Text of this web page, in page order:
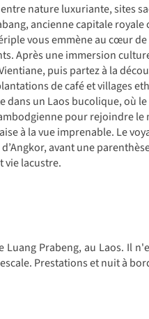
nature luxuriante, sites
ancienne capitale royale
vous emmène au cœur de
Après une immersion
puis partez à la
de café et villages
dans un Laos bucolique, où
pour rejoindre le
à la vue imprenable. Le
avant une
vie lacustre.
Prabeng, au Laos. Il
Prestations et nuit à